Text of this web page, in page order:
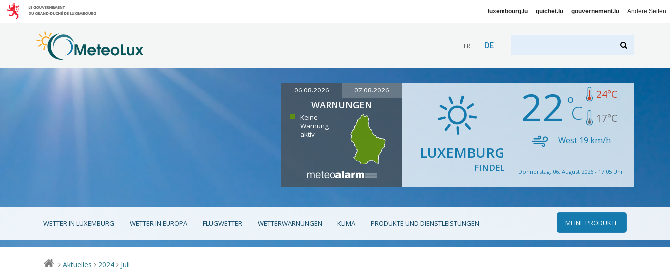
luxembourg.lu guichet.lu gouvernement.lu Andere Seiten
FR DE
06.08.2026 07.08.2026
WARNUNGEN
Keine
Warnung
aktiv
LUXEMBURG
FINDEL
22 24°C
17°C
West 19 km/h
Donnerstag, 06. August 2026 - 17:05 Uhr
WETTER IN LUXEMBURG WETTER IN EUROPA FLUGWETTER WETTERWARNUNGEN KLIMA PRODUKTE UND DIENSTLEISTUNGEN MEINE PRODUKTE
> Aktuelles > 2024 > Juli